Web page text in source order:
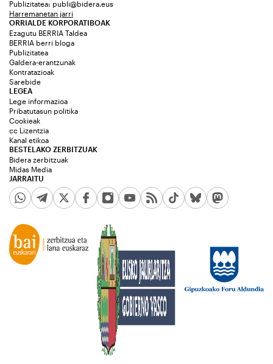
Publizitatea: publi@bidera.eus
Harremanetan jarri
ORRIALDE KORPORATIBOAK
Ezagutu BERRIA Taldea
BERRIA berri bloga
Publizitatea
Galdera-erantzunak
Kontratazioak
Sarebide
JARRAITU
LEGEA
Lege informazioa
Pribatutasun politika
Cookieak
cc Lizentzia
Kanal etikoa
BESTELAKO ZERBITZUAK
Bidera zerbitzuak
Midas Media